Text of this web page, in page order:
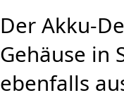
Der Akku-
Gehäuse in
ebenfalls